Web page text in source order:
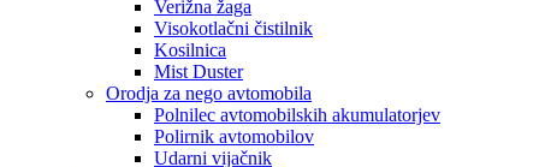
Verižna žaga
Visokotlačni čistilnik
Kosilnica
Mist Duster
Orodja za nego avtomobila
Polnilec avtomobilskih akumulatorjev
Polirnik avtomobilov
Udarni vijačnik